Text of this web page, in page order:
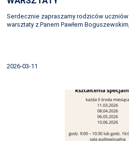
Serdecznie zapraszamy rodziców
warsztaty z Panem Pawłem
2026-03-11